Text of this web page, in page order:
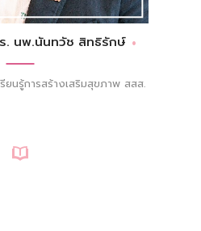
. นพ.นันทวัช สิทธิรักษ์
ยนรู้การสร้างเสริมสุขภาพ สสส.